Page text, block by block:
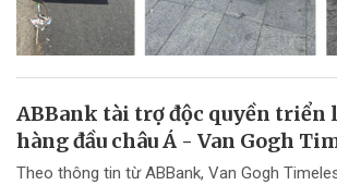
ABBank tài trợ độc quyền triển
hàng đầu châu Á - Van Gogh
Theo thông tin từ ABBank, Van Gogh